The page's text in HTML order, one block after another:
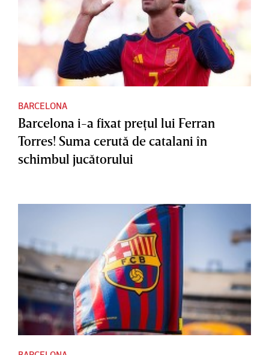
BARCELONA
Barcelona i-a fixat preţul lui Ferran
Torres! Suma cerută de catalani în
schimbul jucătorului